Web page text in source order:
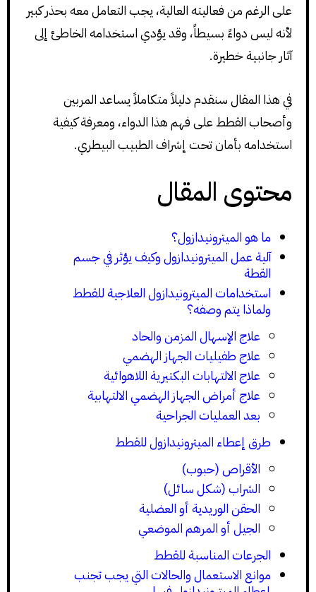
على الرغم من فعاليته العالية، يجب التعامل معه بحذر كبير
لأنه ليس دواءً بسيطاً، وقد يؤدي استخدامه الخاطئ إلى
آثار جانبية خطيرة.
في هذا المقال سنقدم دليلاً متكاملاً يساعد المربين
وأصحاب القطط على فهم هذا الدواء، ومعرفة كيفية
استخدامه بأمان تحت إشراف الطبيب البيطري.
محتوى المقال
ما هو الميترونيدازول؟
آلية عمل الميترونيدازول وكيف يؤثر في جسم
القطة
استخدامات الميترونيدازول العلاجية للقطط
ولماذا يتم وصفه؟
علاج الإسهال المزمن والحاد
علاج طفيليات الجهاز الهضمي
علاج الالتهابات البكتيرية اللاهوائية
علاج أمراض الجهاز الهضمي الالتهابية
بعد العمليات الجراحية
طرق إعطاء الميترونيدازول للقطط
الأقراص (حبوب)
الشراب (شكل سائل)
الحقن الوريدية أو العضلية
الجيل أو المرهم الموضعي
الجرعات المناسبة للقطط
موانع الاستعمال والحالات التي يجب تجنب